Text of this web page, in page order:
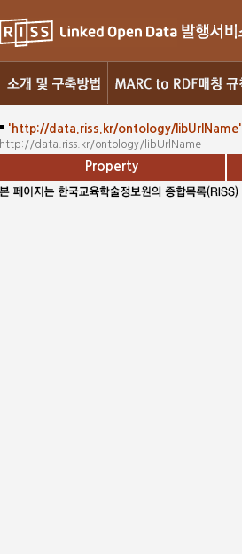
'http://data.riss.kr/ontology/libUrlName'
http://data.riss.kr/ontology/libUrlName
Property